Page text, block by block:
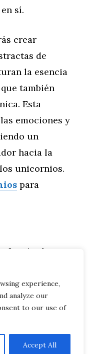
experience,
analyze our
to our use of
Accept All
sí.
crear
de
la esencia
también
Esta
emociones y
un
hacia la
unicornios.
para
Inspirados en
de
en la Web
COOKIES